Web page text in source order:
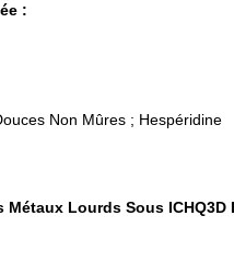
:
Non Mûres ; Hespéridine
Lourds Sous